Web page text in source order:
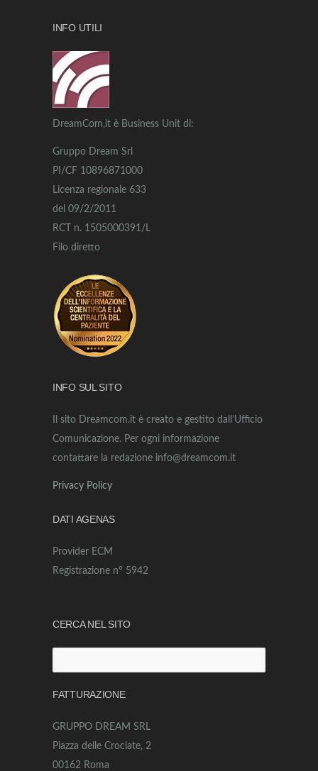
INFO UTILI
DreamCom,it è Business Unit di:
Gruppo Dream Srl
PI/CF 10896871000
Licenza regionale 633
del 09/2/2011
RCT n. 1505000391/L
Filo diretto
INFO SUL SITO
Il sito Dreamcom.it è creato e gestito dall’Ufficio
Comunicazione. Per ogni informazione
contattare la redazione info@dreamcom.it
Privacy Policy
DATI AGENAS
Provider ECM
Registrazione n° 5942
CERCA NEL SITO
per:
FATTURAZIONE
GRUPPO DREAM SRL
Piazza delle Crociate, 2
00162 Roma